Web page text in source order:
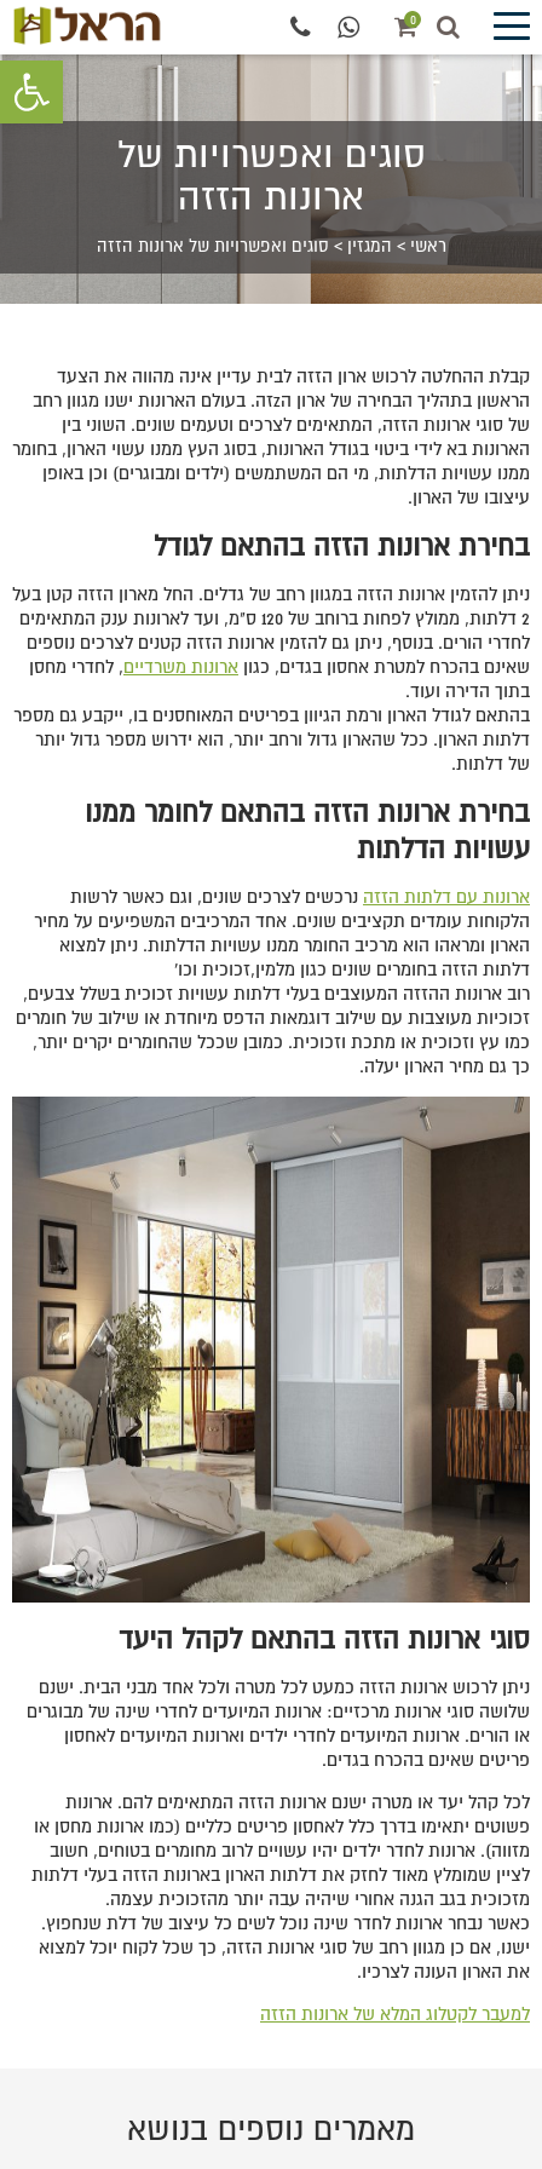
פתח
0
סוגים ואפשרויות של
ארונות הזזה
ראשי > המגזין > סוגים ואפשרויות של ארונות הזזה
קבלת ההחלטה לרכוש ארון הזזה לבית עדיין אינה מהווה את הצעד
הראשון בתהליך הבחירה של ארון הzזה. בעולם הארונות ישנו מגוון רחב
של סוגי ארונות הזזה, המתאימים לצרכים וטעמים שונים. השוני בין
הארונות בא לידי ביטוי בגודל הארונות, בסוג העץ ממנו עשוי הארון, בחומר
ממנו עשויות הדלתות, מי הם המשתמשים (ילדים ומבוגרים) וכן באופן
עיצובו של הארון.
בחירת ארונות הזזה בהתאם לגודל
ניתן להזמין ארונות הזזה במגוון רחב של גדלים. החל מארון הזזה קטן בעל
2 דלתות, ממולץ לפחות ברוחב של 120 ס"מ, ועד לארונות ענק המתאימים
לחדרי הורים. בנוסף, ניתן גם להזמין ארונות הזזה קטנים לצרכים נוספים
שאינם בהכרח למטרת אחסון בגדים, כגון ארונות משרדיים, לחדרי מחסן
בתוך הדירה ועוד.
בהתאם לגודל הארון ורמת הגיוון בפריטים המאוחסנים בו, ייקבע גם מספר
דלתות הארון. ככל שהארון גדול ורחב יותר, הוא ידרוש מספר גדול יותר
של דלתות.
בחירת ארונות הזזה בהתאם לחומר ממנו
עשויות הדלתות
ארונות עם דלתות הזזה נרכשים לצרכים שונים, וגם כאשר לרשות
הלקוחות עומדים תקציבים שונים. אחד המרכיבים המשפיעים על מחיר
הארון ומראהו הוא מרכיב החומר ממנו עשויות הדלתות. ניתן למצוא
דלתות הזזה בחומרים שונים כגון מלמין,זכוכית וכו'
רוב ארונות ההזזה המעוצבים בעלי דלתות עשויות זכוכית בשלל צבעים,
זכוכיות מעוצבות עם שילוב דוגמאות הדפס מיוחדת או שילוב של חומרים
כמו עץ וזכוכית או מתכת וזכוכית. כמובן שככל שהחומרים יקרים יותר,
כך גם מחיר הארון יעלה.
סוגי ארונות הזזה בהתאם לקהל היעד
ניתן לרכוש ארונות הזזה כמעט לכל מטרה ולכל אחד מבני הבית. ישנם
שלושה סוגי ארונות מרכזיים: ארונות המיועדים לחדרי שינה של מבוגרים
או הורים. ארונות המיועדים לחדרי ילדים וארונות המיועדים לאחסון
פריטים שאינם בהכרח בגדים.
לכל קהל יעד או מטרה ישנם ארונות הזזה המתאימים להם. ארונות
פשוטים יתאימו בדרך כלל לאחסון פריטים כלליים (כמו ארונות מחסן או
מזווה). ארונות לחדר ילדים יהיו עשויים לרוב מחומרים בטוחים, חשוב
לציין שמומלץ מאוד לחזק את דלתות הארון בארונות הזזה בעלי דלתות
מזכוכית בגב הגנה אחורי שיהיה עבה יותר מהזכוכית עצמה.
כאשר נבחר ארונות לחדר שינה נוכל לשים כל עיצוב של דלת שנחפוץ.
ישנו, אם כן מגוון רחב של סוגי ארונות הזזה, כך שכל לקוח יוכל למצוא
את הארון העונה לצרכיו.
למעבר לקטלוג המלא של ארונות הזזה
מאמרים נוספים בנושא